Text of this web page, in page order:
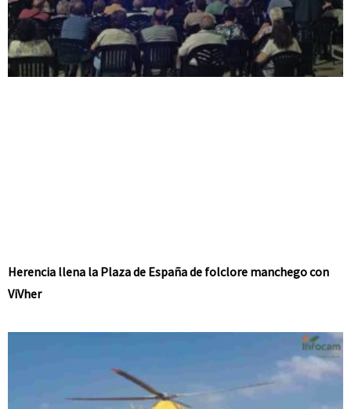
Herencia llena la Plaza de España de folclore manchego con
ViVher